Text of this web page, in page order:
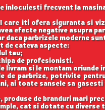
inlocuiesti frecvent la
iti ofera siguranta si
efecte negative asupra
daca parbrizele moderne
de cateva aspecte:
tau;
de profesionisti.
livram si le montam oriunde
de parbrize, potrivite
ai toate sansele sa
de branduri mari
cat si dotate cu diverse